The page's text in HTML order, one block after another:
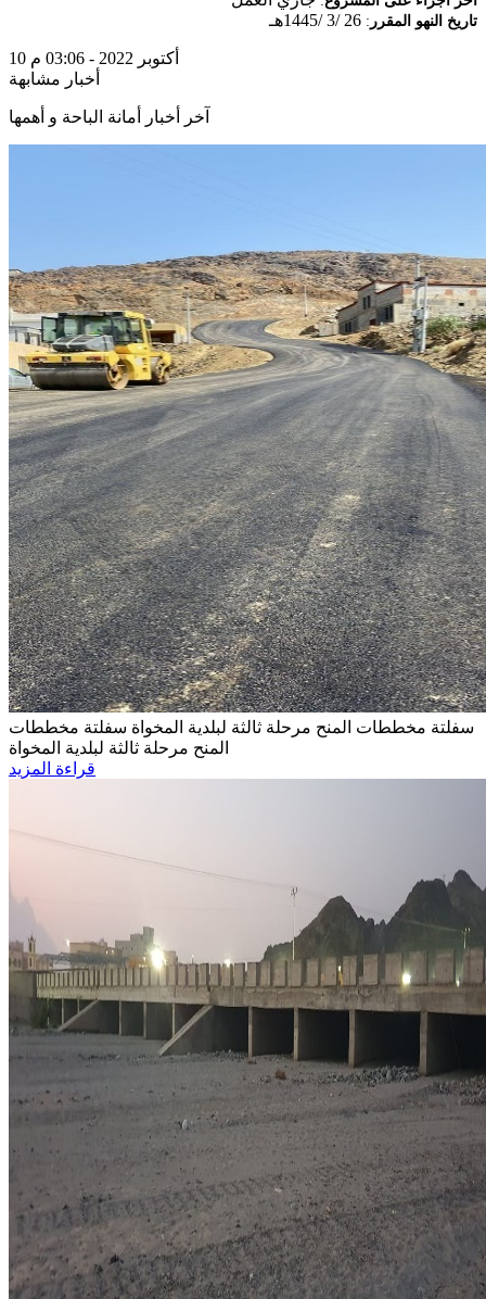
تاريخ النهو المقرر : 26 /3 /1445هـ
10 أكتوبر 2022 - 03:06 م
أخبار مشابهة
آخر أخبار أمانة الباحة و أهمها
سفلتة مخططات المنح مرحلة ثالثة لبلدية المخواة سفلتة مخططات
المنح مرحلة ثالثة لبلدية المخواة
قراءة المزيد